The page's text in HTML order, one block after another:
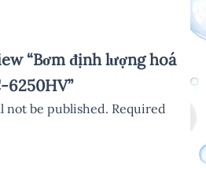
“Bơm định lượng hoá
6250HV”
not be published. Required